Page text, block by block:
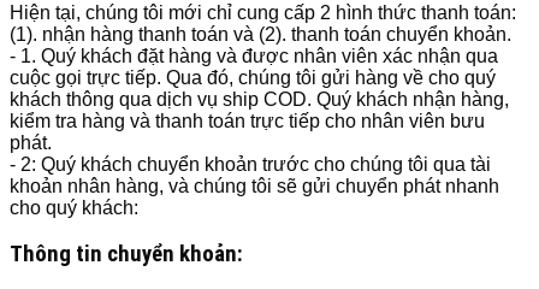
Hiện tại, chúng tôi mới chỉ cung cấp 2 hình thức thanh toán:
(1). nhận hàng thanh toán và (2). thanh toán chuyển khoản.
- 1. Quý khách đặt hàng và được nhân viên xác nhận qua
cuộc gọi trực tiếp. Qua đó, chúng tôi gửi hàng về cho quý
khách thông qua dịch vụ ship COD. Quý khách nhận hàng,
kiểm tra hàng và thanh toán trực tiếp cho nhân viên bưu
phát.
- 2: Quý khách chuyển khoản trước cho chúng tôi qua tài
khoản nhân hàng, và chúng tôi sẽ gửi chuyển phát nhanh
cho quý khách:
Thông tin chuyển khoản: